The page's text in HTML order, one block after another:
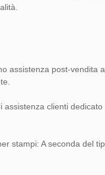
assistenza post-
assistenza clienti
stampi: A seconda del